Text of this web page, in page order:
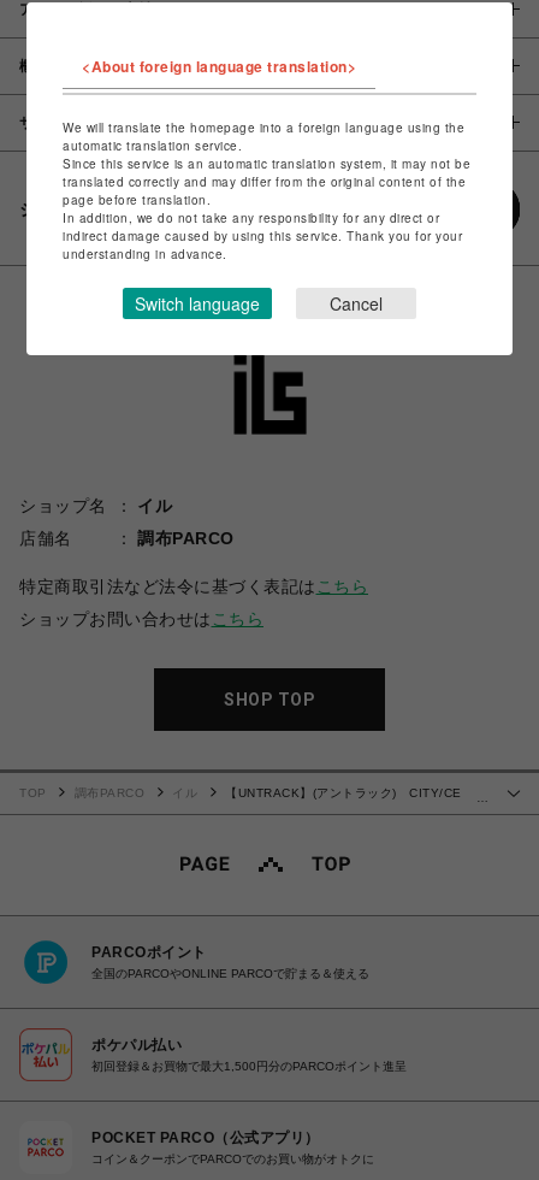
アイテム説明 / 素材
概要
サイズ
シェアする
ショップ名
イル
店舗名
調布PARCO
特定商取引法など法令に基づく表記は こちら
ショップお問い合わせは こちら
SHOP TOP
…
TOP 調布PARCO イル
【UNTRACK】(アントラック) CITY/CE
PARCOポイント
全国のPARCOやONLINE PARCOで貯まる＆使える
ポケパル払い
初回登録＆お買物で最大1,500円分のPARCOポイント進呈
POCKET PARCO（公式アプリ）
コイン＆クーポンでPARCOでのお買い物がオトクに
<About foreign language translation>
We will translate the homepage into a foreign language using the
automatic translation service.
Since this service is an automatic translation system, it may not be
translated correctly and may differ from the original content of the
page before translation.
In addition, we do not take any responsibility for any direct or
indirect damage caused by using this service. Thank you for your
understanding in advance.
Switch language Cancel